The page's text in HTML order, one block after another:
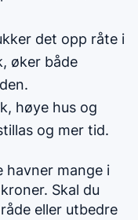
det opp råte i
øker både
høye hus og
og mer tid.
havner mange i
Skal du
eller utbedre